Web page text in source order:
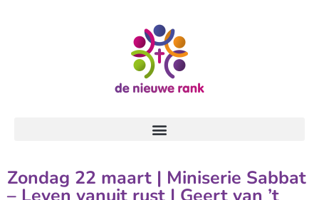
Zondag 22 maart | Miniserie Sabbat